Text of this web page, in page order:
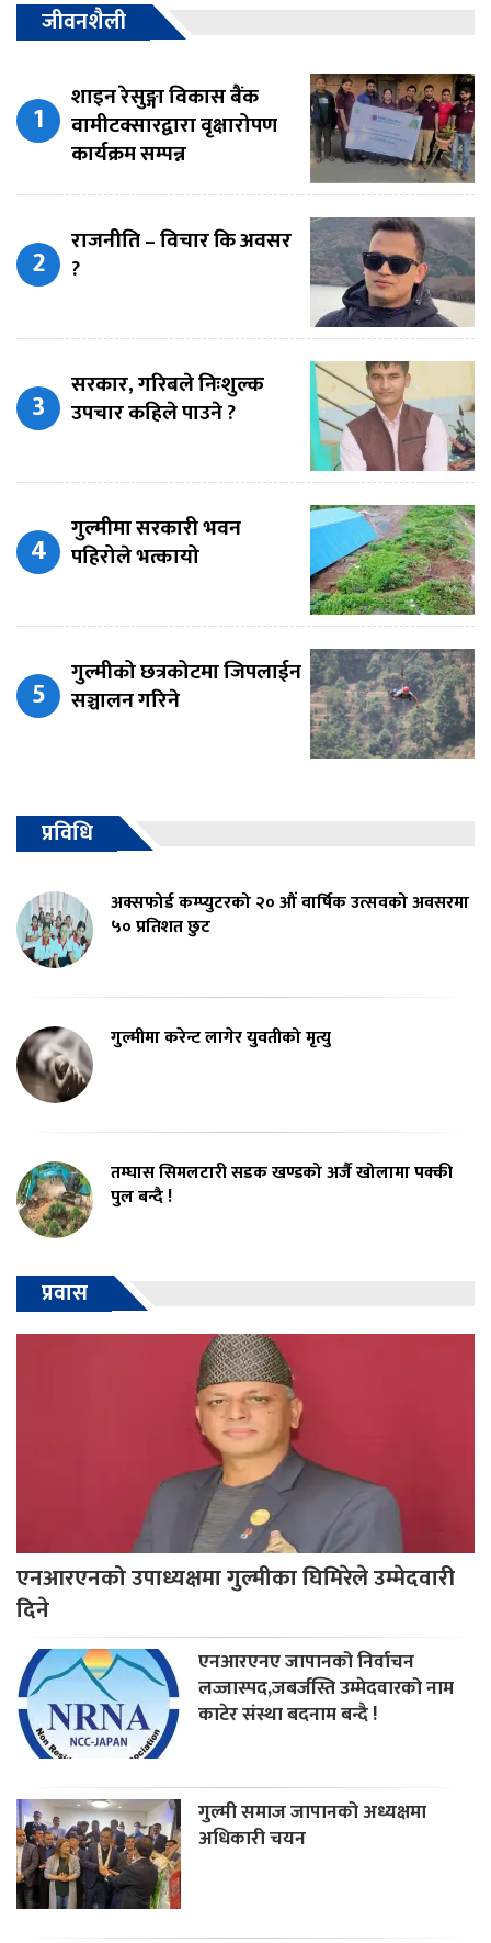
जीवनशैली
शाइन रेसुङ्गा विकास बैंक
वामीटक्सारद्वारा वृक्षारोपण
कार्यक्रम सम्पन्न
राजनीति – विचार कि अवसर
?
सरकार, गरिबले निःशुल्क
उपचार कहिले पाउने ?
गुल्मीमा सरकारी भवन
पहिरोले भत्कायो
गुल्मीको छत्रकोटमा जिपलाईन
सञ्चालन गरिने
प्रविधि
अक्सफोर्ड कम्प्युटरको २० औं वार्षिक उत्सवको अवसरमा
५० प्रतिशत छुट
गुल्मीमा करेन्ट लागेर युवतीको मृत्यु
तम्घास सिमलटारी सडक खण्डको अर्जै खोलामा पक्की
पुल बन्दै !
प्रवास
एनआरएनको उपाध्यक्षमा गुल्मीका घिमिरेले उम्मेदवारी
दिने
एनआरएनए जापानको निर्वाचन
लज्जास्पद,जबर्जस्ति उम्मेदवारको नाम
काटेर संस्था बदनाम बन्दै !
गुल्मी समाज जापानको अध्यक्षमा
अधिकारी चयन